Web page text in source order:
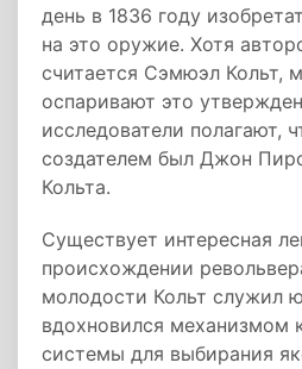
день в 1836 году
на это оружие. Хотя
считается Сэмюэл Кольт,
оспаривают это
исследователи полагают,
создателем был Джон
Кольта.
Существует интересная
происхождении
молодости Кольт служил
вдохновился механизмом
системы для выбирания